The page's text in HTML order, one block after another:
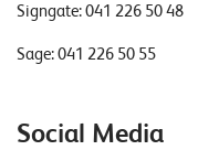
Signgate:041 226 50 48
Sage:041 226 50 55
Social Media